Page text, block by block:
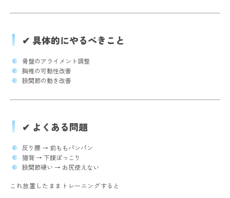
✔ 具体的にやるべきこと
骨盤のアライメント調整
胸椎の可動性改善
股関節の動き改善
✔ よくある問題
反り腰 → 前ももパンパン
猫背 → 下腹ぽっこり
股関節硬い → お尻使えない
これ放置したままトレーニングすると